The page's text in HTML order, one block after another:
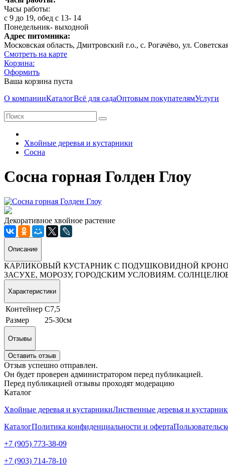
Часы работы:
с 9 до 19, обед с 13- 14
Понедельник- выходной
Адрес питомника:
Московская область, Дмитровcкий г.о., с. Рогачёво, ул.
Смотреть на карте
Корзина:
Оформить
Ваша корзина пуста
О компанииКаталогВсё для садаОптовым покупателямУслуги
Хвойные деревья и кустарники
Сосна
Сосна горная Голден Глоу
Декоративное хвойное растение
Описание
КАРЛИКОВЫЙ КУСТАРНИК С ПОДУШКОВИДНОЙ
ЗАСУХЕ, МОРОЗУ, ГОРОДСКИМ УСЛОВИЯМ.
Характеристики
Контейнер С7,5
Размер
25-30см
Отзывы
Оставить отзыв
Отзыв успешно отправлен.
Он будет проверен администратором перед публикацией.
Перед публикацией отзывы проходят модерацию
Каталог
Хвойные деревья и кустарникиЛиственные деревья и
КаталогПолитика конфиденциальности и оферта
+7 (905) 773-38-09
+7 (903) 714-78-10